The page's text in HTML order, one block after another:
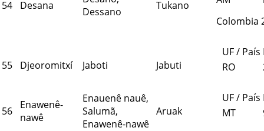
54 Desana
Dessano
Tukano
Colombia
55 Djeoromitxí Jaboti Jabuti
UF / País
RO
56
Enawenê-
nawê
Enauenê nauê,
Salumã,
Enawenê-nawê
Aruak
UF / País
MT